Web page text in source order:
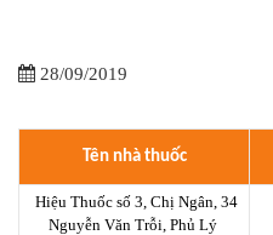
28/09/2019
Tên nhà thuốc
Hiệu Thuốc số 3, Chị Ngân, 34
Nguyễn Văn Trỗi, Phủ Lý